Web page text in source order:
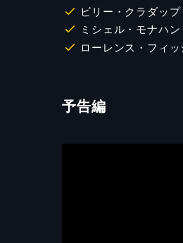
ビリー・クラダップ
ミシェル・モナハン
ローレンス・フィ
予告編